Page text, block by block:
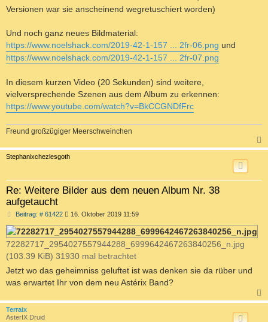
Versionen war sie anscheinend wegretuschiert worden)
Und noch ganz neues Bildmaterial:
https://www.noelshack.com/2019-42-1-157 ... 2fr-06.png und
https://www.noelshack.com/2019-42-1-157 ... 2fr-07.png
In diesem kurzen Video (20 Sekunden) sind weitere,
vielversprechende Szenen aus dem Album zu erkennen:
https://www.youtube.com/watch?v=BkCCGNDfFrc
Freund großzügiger Meerschweinchen
a
Stephanixchezlesgoth
Re: Weitere Bilder aus dem neuen Album Nr. 38
aufgetaucht
Beitrag: # 61422B
i
t
r
a
g
16. Oktober 2019 11:59
72282717_2954027557944288_6999642467263840256_n.jpg
(103.39 KiB) 31930 mal betrachtet
Jetzt wo das geheimniss geluftet ist was denken sie da rüber und
was erwartet Ihr von dem neu Astérix Band?
a
Terraix
AsterIX Druid